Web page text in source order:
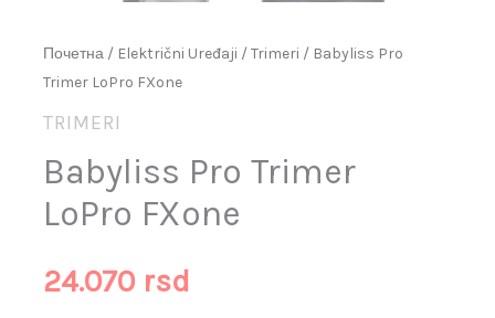
Почетна / Električni Uređaji /Trimeri / Babyliss Pro
Trimer LoPro FXone
TRIMERI
Babyliss Pro Trimer
LoPro FXone
24.070 rsd